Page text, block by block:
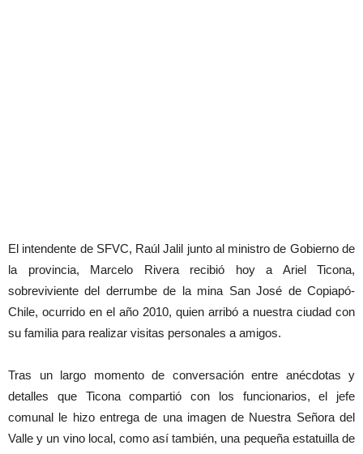
El intendente de SFVC, Raúl Jalil junto al ministro de Gobierno de
la provincia, Marcelo Rivera recibió hoy a Ariel Ticona,
sobreviviente del derrumbe de la mina San José de Copiapó-
Chile, ocurrido en el año 2010, quien arribó a nuestra ciudad con
su familia para realizar visitas personales a amigos.
Tras un largo momento de conversación entre anécdotas y
detalles que Ticona compartió con los funcionarios, el jefe
comunal le hizo entrega de una imagen de Nuestra Señora del
Valle y un vino local, como así también, una pequeña estatuilla de